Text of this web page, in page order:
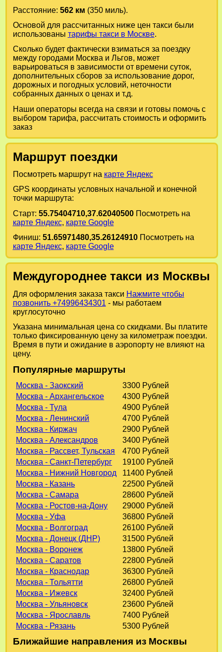
Расстояние: 562 км (350 миль).
Основой для рассчитанных ниже цен такси были
использованы тарифы такси в Москве.
Сколько будет фактически взиматься за поездку
между городами Москваи Льгов, может
варьироваться в зависимости от времени суток,
дополнительных сборов за использование дорог,
дорожных и погодных условий, неточности
собранных данных о ценах и т.д.
Наши операторы всегда на связи и готовы помочь с
выбором тарифа, рассчитать стоимость и оформить
заказ
Маршрут поездки
Посмотреть маршрут на карте Яндекс
GPS координаты условных начальной и конечной
точки маршрута:
Старт: 55.75404710,37.62040500Посмотреть на
карте Яндекс, карте Google
Финиш: 51.65971480,35.26124910Посмотреть на
карте Яндекс, карте Google
Междугороднее такси из Москвы
Для оформления заказа такси Нажмите чтобы
позвонить +74996434301 - мы работаем
круглосуточно
Указана минимальная цена со скидками. Вы платите
только фиксированную цену за километраж поездки.
Время в пути и ожидание в аэропорту не влияют на
цену.
Популярные маршруты
Москва - Заокский
3300 Рублей
Москва - Архангельское
4300 Рублей
Москва - Тула
4900 Рублей
Москва - Ленинский
4700 Рублей
Москва - Киржач
2900 Рублей
Москва - Александров
3400 Рублей
Москва - Рассвет, Тульская
4700 Рублей
Москва - Санкт-Петербург
19100 Рублей
Москва - Нижний Новгород
11400 Рублей
Москва - Казань
22500 Рублей
Москва - Самара
28600 Рублей
Москва - Ростов-на-Дону
29000 Рублей
Москва - Уфа
36800 Рублей
Москва - Волгоград
26100 Рублей
Москва - Донецк (ДНР)
31500 Рублей
Москва - Воронеж
13800 Рублей
Москва - Саратов
22800 Рублей
Москва - Краснодар
36300 Рублей
Москва - Тольятти
26800 Рублей
Москва - Ижевск
32400 Рублей
Москва - Ульяновск
23600 Рублей
Москва - Ярославль
7400 Рублей
Москва - Рязань
5300 Рублей
Ближайшие направления из Москвы